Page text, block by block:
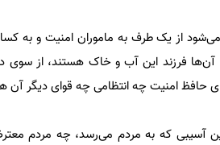
می‌شود از یک طرف به ماموران امنیت و به
آن‌ها فرزند این آب و خاک هستند، از
حافظ امنیت چه انتظامی چه قوای دیگر
آسیبی که به مردم می‌رسد، چه مردم